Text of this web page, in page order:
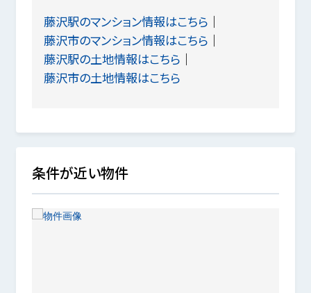
藤沢駅のマンション情報はこちら
藤沢市のマンション情報はこちら
藤沢駅の土地情報はこちら
藤沢市の土地情報はこちら
条件が近い物件